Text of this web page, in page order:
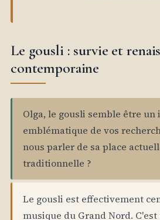
Le gousli : survie et
contemporaine
Olga, le gousli semble être
emblématique de vos
nous parler de sa place
traditionnelle ?
Le gousli est effectivement
musique du Grand Nord.